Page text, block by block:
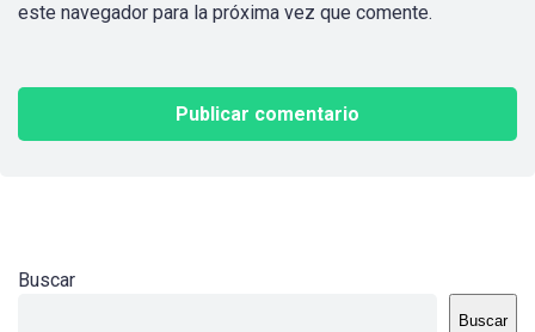
este navegador para la próxima vez que comente.
Buscar
Buscar